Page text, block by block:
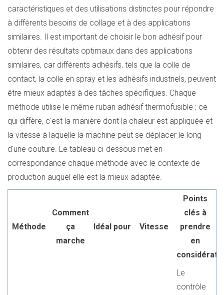
caractéristiques et des utilisations distinctes pour répondre
à différents besoins de collage et à des applications
similaires. Il est important de choisir le bon adhésif pour
obtenir des résultats optimaux dans des applications
similaires, car différents adhésifs, tels que la colle de
contact, la colle en spray et les adhésifs industriels, peuvent
être mieux adaptés à des tâches spécifiques. Chaque
méthode utilise le même ruban adhésif thermofusible ; ce
qui diffère, c'est la manière dont la chaleur est appliquée et
la vitesse à laquelle la machine peut se déplacer le long
d'une couture. Le tableau ci-dessous met en
correspondance chaque méthode avec le contexte de
production auquel elle est la mieux adaptée.
Méthode
Comment
ça
marche
Idéal pour Vitesse
Points
clés à
prendre
en
Le
contrôle